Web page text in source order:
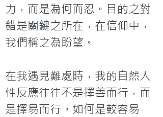
力，而是為何而忍。目的之對
錯是關鍵之所在，在信仰中，
我們稱之為盼望。
在我遇見難處時，我的自然人
性反應往往不是擇善而行，而
是擇易而行。如何是較容易